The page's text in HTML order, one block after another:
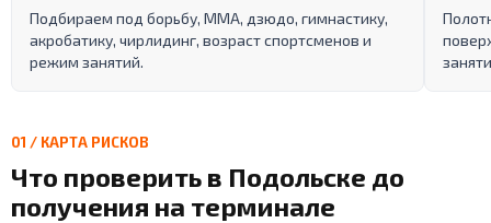
Подбираем под борьбу, ММА, дзюдо, гимнастику,
акробатику, чирлидинг, возраст спортсменов и
режим занятий.
01 / КАРТА РИСКОВ
Что проверить в Подольске до
получения на терминале